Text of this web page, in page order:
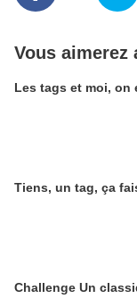
Vous aimerez
Les tags et moi, on
Tiens, un tag, ça
Challenge Un